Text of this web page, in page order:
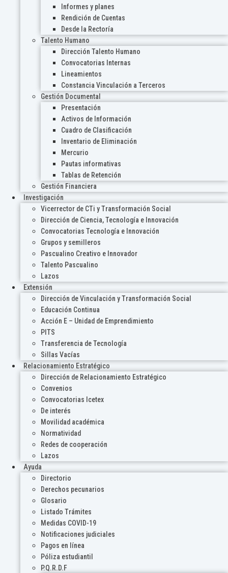
Informes y planes
Rendición de Cuentas
Desde la Rectoría
Talento Humano
Dirección Talento Humano
Convocatorias Internas
Lineamientos
Constancia Vinculación a Terceros
Gestión Documental
Presentación
Activos de Información
Cuadro de Clasificación
Inventario de Eliminación
Mercurio
Pautas informativas
Tablas de Retención
Gestión Financiera
Investigación
Vicerrector de CTi y Transformación Social
Dirección de Ciencia, Tecnología e Innovación
Convocatorias Tecnología e Innovación
Grupos y semilleros
Pascualino Creativo e Innovador
Talento Pascualino
Lazos
Extensión
Dirección de Vinculación y Transformación Social
Educación Continua
Acción E – Unidad de Emprendimiento
PITS
Transferencia de Tecnología
Sillas Vacías
Relacionamiento Estratégico
Dirección de Relacionamiento Estratégico
Convenios
Convocatorias Icetex
De interés
Movilidad académica
Normatividad
Redes de cooperación
Lazos
Ayuda
Directorio
Derechos pecunarios
Glosario
Listado Trámites
Medidas COVID-19
Notificaciones judiciales
Pagos en línea
Póliza estudiantil
P.Q.R.D.F